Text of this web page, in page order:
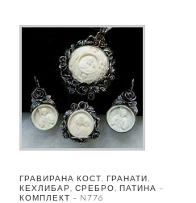
ГРАВИРАНА КОСТ, ГРАНАТИ,
КЕХЛИБАР, СРЕБРО, ПАТИНА –
КОМПЛЕКТ – N776